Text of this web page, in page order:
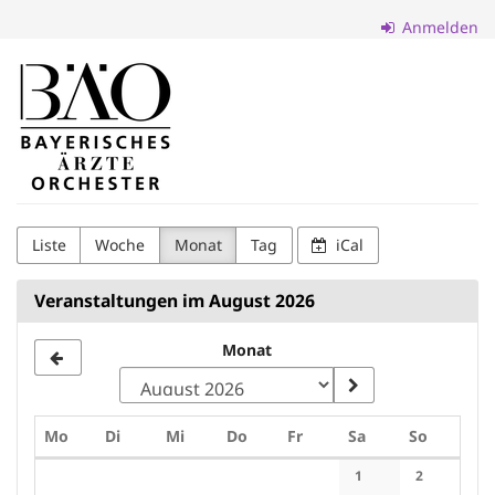
Inhalt
springen
Anmelden
Verein
zur
Förderung
des
Bayerischen
Ärzteorchesters
e.V.
Liste Woche Monat Tag iCal
Veranstaltungen im August 2026
Monat
Mo Montag
DiDienstag
MiMittwoch
Do Donnerstag
FrFreitagSaSamstag
So
1 2